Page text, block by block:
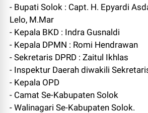
- Bupati Solok : Capt. H. Epyardi
Lelo, M.Mar
- Kepala BKD : Indra Gusnaldi
- Kepala DPMN : Romi Hendrawan
- Sekretaris DPRD : Zaitul Ikhlas
- Inspektur Daerah diwakili
- Kepala OPD
- Camat Se-Kabupaten Solok
- Walinagari Se-Kabupaten Solok.